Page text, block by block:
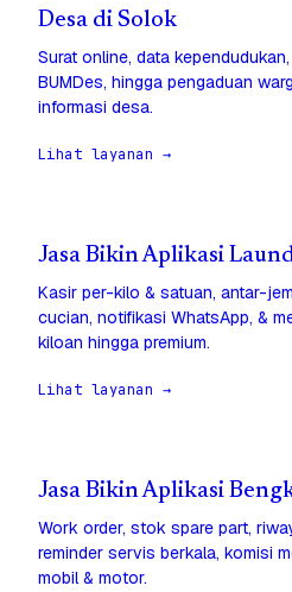
Desa di Solok
Surat online, data
BUMDes, hingga pengaduan
informasi desa.
Lihat layanan →
Jasa Bikin Aplikasi
Kasir per-kilo & satuan, antar-
cucian, notifikasi WhatsApp, &
kiloan hingga premium.
Lihat layanan →
Jasa Bikin Aplikasi
Work order, stok spare part,
reminder servis berkala, komisi
mobil & motor.